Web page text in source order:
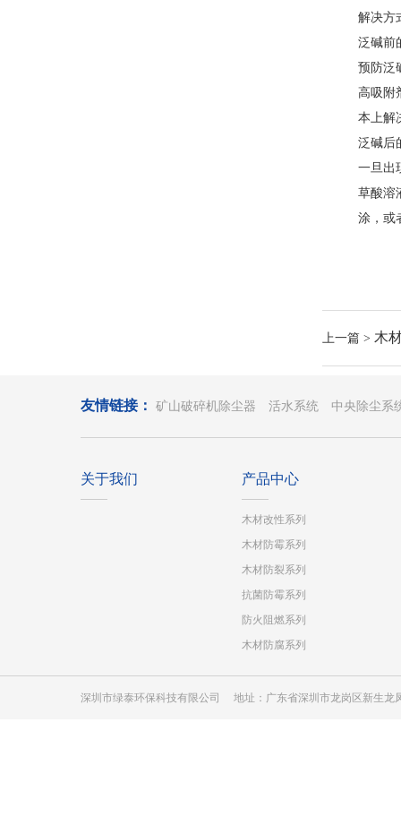
解决方
泛碱前
预防泛
高吸附
本上解
泛碱后
一旦出
草酸溶
涂，或
上一篇 > 木
友情链接： 矿山破碎机除尘器 活水系统 中央除尘系
关于我们 产品中心
木材改性系列
木材防霉系列
木材防裂系列
抗菌防霉系列
防火阻燃系列
木材防腐系列
深圳市绿泰环保科技有限公司 地址：广东省深圳市龙岗区新生